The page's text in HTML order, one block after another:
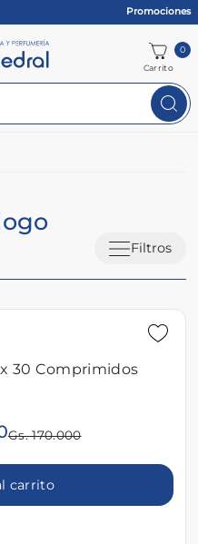
Promociones
Carrito
0
Filtros
30 Comprimidos
Gs. 170.000
carrito